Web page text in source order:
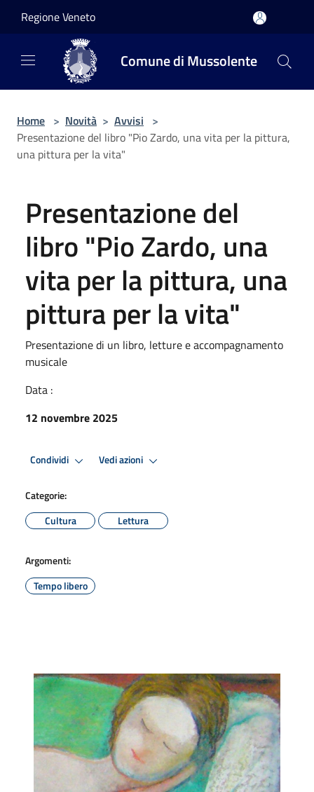
Regione Veneto
Comune di Mussolente
Home > Novità > Avvisi >
Presentazione del libro "Pio Zardo, una vita per la pittura,
una pittura per la vita"
Presentazione del
libro "Pio Zardo, una
vita per la pittura, una
pittura per la vita"
Presentazione di un libro, letture e accompagnamento
musicale
Data :
12 novembre 2025
Condividi Vedi azioni
Categorie:
Cultura
Lettura
Argomenti:
Tempo libero